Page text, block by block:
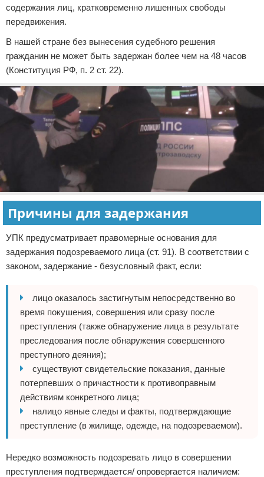
содержания лиц, кратковременно лишенных свободы
передвижения.
В нашей стране без вынесения судебного решения
гражданин не может быть задержан более чем на 48 часов
(Конституция РФ, п. 2 ст. 22).
Причины для задержания
УПК предусматривает правомерные основания для
задержания подозреваемого лица (ст. 91). В соответствии с
законом, задержание - безусловный факт, если:
лицо оказалось застигнутым непосредственно во
время покушения, совершения или сразу после
преступления (также обнаружение лица в результате
преследования после обнаружения совершенного
преступного деяния);
существуют свидетельские показания, данные
потерпевших о причастности к противоправным
действиям конкретного лица;
налицо явные следы и факты, подтверждающие
преступление (в жилище, одежде, на подозреваемом).
Нередко возможность подозревать лицо в совершении
преступления подтверждается/ опровергается наличием: